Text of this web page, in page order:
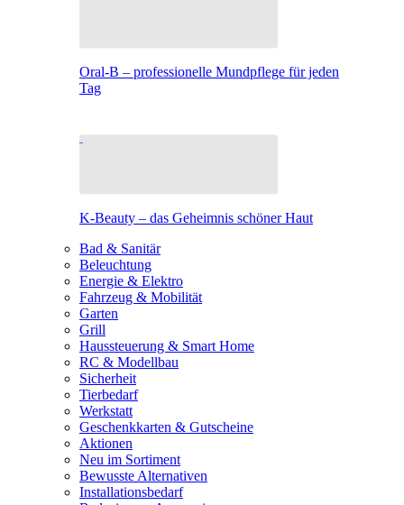
Oral-B – professionelle Mundpflege für jeden
Tag
K-Beauty – das Geheimnis schöner Haut
Bad & Sanitär
Beleuchtung
Energie & Elektro
Fahrzeug & Mobilität
Garten
Grill
Haussteuerung & Smart Home
RC & Modellbau
Sicherheit
Tierbedarf
Werkstatt
Geschenkkarten & Gutscheine
Aktionen
Neu im Sortiment
Bewusste Alternativen
Installationsbedarf